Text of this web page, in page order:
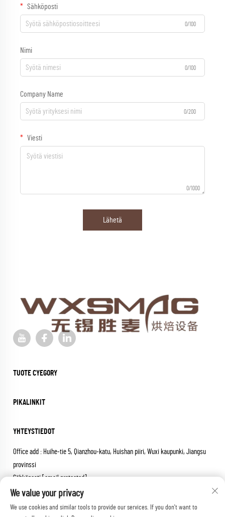
Sähköposti
0/100
Nimi
0/100
Company Name
0/200
Viesti
0/1000
Lähetä
TUOTE CYEGORY
PIKALINKIT
YHTEYSTIEDOT
Office add : Huihe-tie 5, Qianzhou-katu, Huishan piiri, Wuxi kaupunki, Jiangsu
provinssi
Sähköposti:[email protected]
Soita:+86-18652826331
Tekijänoikeus © 2026 wuxi sheng mai machinery co.,ltd. Kaikki oikeudet
We value your privacy
We use cookies and similar tools to provide our services. If you don't want to